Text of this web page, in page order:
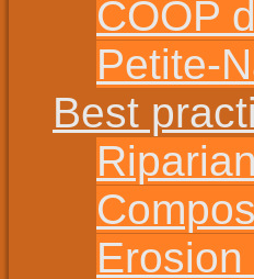
COOP
Petite-
Best